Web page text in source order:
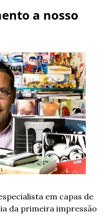
a nosso
em capas de
da primeira impressão